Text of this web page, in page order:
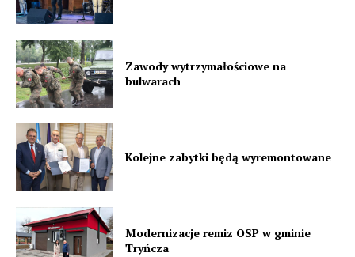
Zawody wytrzymałościowe na
bulwarach
Kolejne zabytki będą wyremontowane
Modernizacje remiz OSP w gminie
Tryńcza